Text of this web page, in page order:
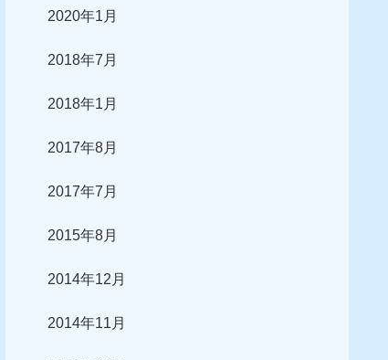
2020年1月
2018年7月
2018年1月
2017年8月
2017年7月
2015年8月
2014年12月
2014年11月